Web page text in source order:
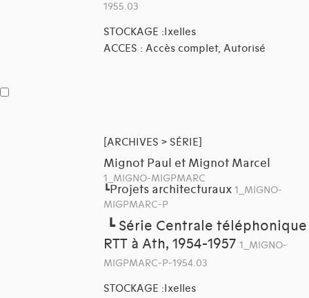
1955.03
STOCKAGE :Ixelles
ACCES : Accès complet, Autorisé
[ARCHIVES > SÉRIE]
Mignot Paul et Mignot Marcel
1_MIGNO-MIGPMARC
┗Projets architecturaux 1_MIGNO-
MIGPMARC-P
┗ Série Centrale téléphonique
RTT à Ath, 1954-1957 1_MIGNO-
MIGPMARC-P-1954.03
STOCKAGE :Ixelles